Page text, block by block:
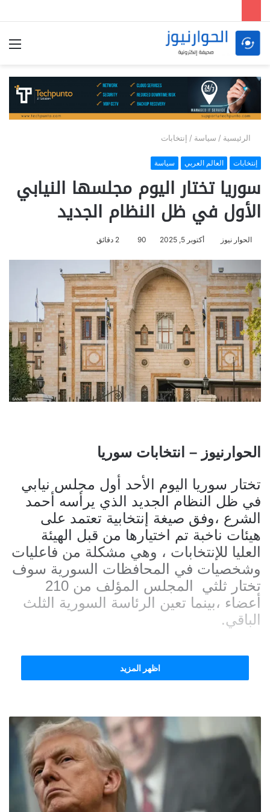
الرئيسية / سياسة / إنتخابات
إنتخابات العالم العربي سياسة
سوريا تختار اليوم مجلسها النيابي
الأول في ظل النظام الجديد
الحوار نيوز أكتوبر 5, 2025 90
الحوارنيوز – انتخابات سوريا
تختار سوريا اليوم الأحد أول مجلس نيابي
في ظل النظام الجديد الذي يرأسه أحمد
الشرع ،وفق صيغة إنتخابية تعتمد على
هيئات ناخبة تم اختيارها من قبل الهيئة
العليا للإنتخابات ، وهي مشكلة من فاعليات
وشخصيات في المحافظات السورية سوف
تختار ثلثي المجلس المؤلف من 210
أعضاء ،بينما تعين الرئاسة السورية الثلث
الباقي.
وستكون عملية التصويت في مراكز الدوائر
من قبل اللجنة العليا لانتخابات مجلس
الشعب، على أن يتم تحديد موعد لاحق
للاقتراع في بعض مناطق محافظتي الرقة
والحسكة، بينما ستبقى مقاعد باقي الدوائر
شاغرة في المحافظتين، إضافة إلى دوائر
السويداء كافة إلى حين توافر
اظهر المزيد